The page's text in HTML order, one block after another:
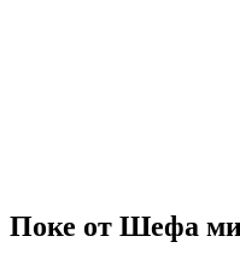
Поке от Шефа